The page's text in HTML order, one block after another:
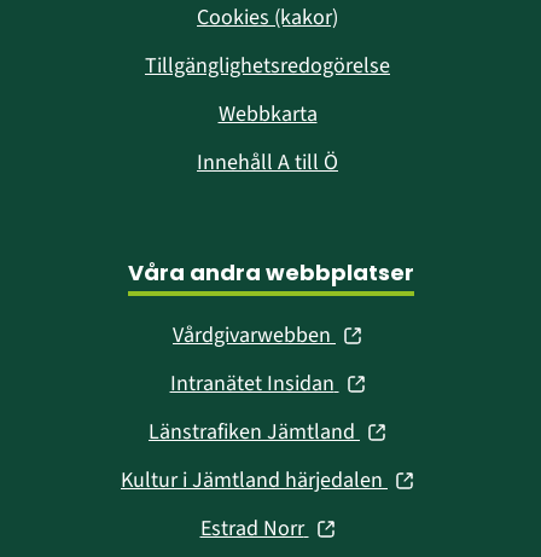
Cookies (kakor)
Tillgänglighetsredogörelse
Webbkarta
Innehåll A till Ö
Våra andra webbplatser
Vårdgivarwebben (öppnas
nytt
fönster)
Intranätet Insidan (öppnas
nytt
fönster)
Länstrafiken Jämtland (öppnas
nytt
Kultur i Jämtland härjedalen (öppnas
Estrad Norr (öppnas